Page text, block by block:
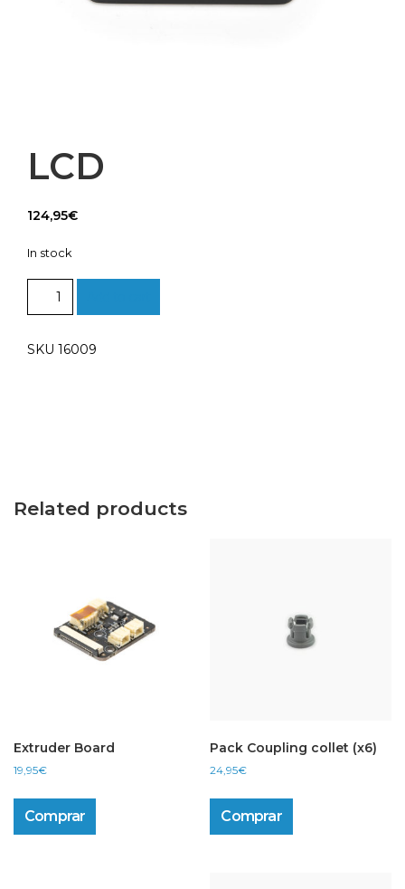
LCD
124,95€
In stock
quantity
SKU 16009
Related products
Extruder Board
19,95€
Comprar
Pack Coupling collet (x6)
24,95€
Comprar